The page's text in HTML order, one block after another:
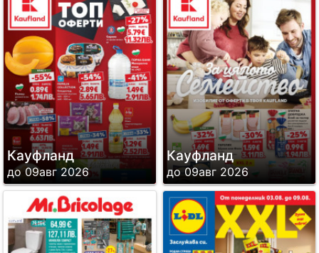
Кауфланд
до 09авг 2026
Кауфланд
до 09авг 2026